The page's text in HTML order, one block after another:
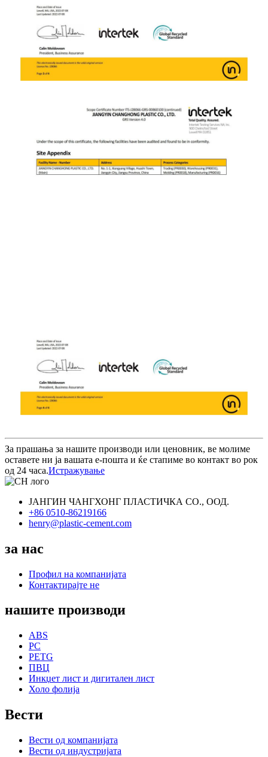
За прашања за нашите производи или ценовник, ве молиме
оставете ни ја вашата е-пошта и ќе стапиме во контакт во рок
од 24 часа.Истражување
ЈАНГИН ЧАНГХОНГ ПЛАСТИЧКА СО., ООД.
+86 0510-86219166
henry@plastic-cement.com
за нас
Профил на компанијата
Контактирајте не
нашите производи
ABS
PC
PETG
ПВЦ
Инкџет лист и дигитален лист
Холо фолија
Вести
Вести од компанијата
Вести од индустријата